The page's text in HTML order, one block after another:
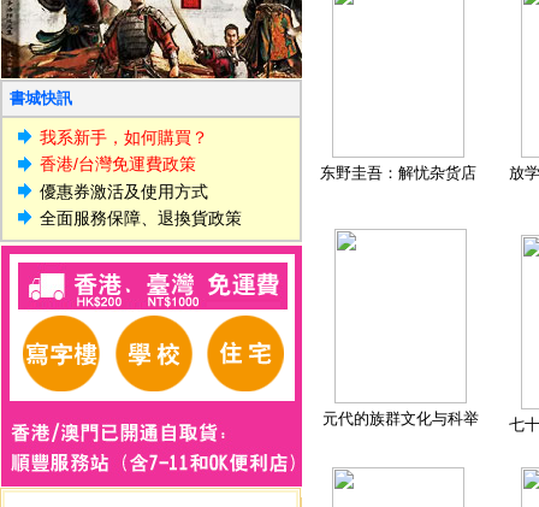
書城快訊
我系新手，如何購買？
香港/台灣免運費政策
優惠券激活及使用方式
全面服務保障、退換貨政策
东野圭吾：解忧杂货店 放
元代的族群文化与科举 七